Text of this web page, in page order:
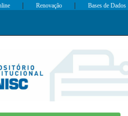
| Renovação | Bases de Dados